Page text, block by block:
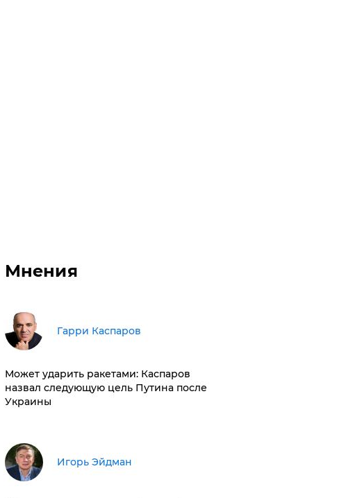
Мнения
Гарри Каспаров
Может ударить ракетами: Каспаров
назвал следующую цель Путина после
Украины
Игорь Эйдман